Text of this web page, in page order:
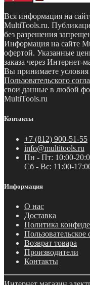
Вся информация на
MultiTools.ru.
без разрешения
Информация на сайте
офертой. Указанные
заказа через Интернет-
Вы принимаете условия
Пользовательского
свои данные в любой
MultiTools.ru
Контакты
+7 (812) 900-51-55
info@multitools.ru
Пн - Пт: 10:00-
Сб - Вс: 11:00-
Информация
О нас
Доставка
Политика
Пользовательское
Возврат товара
Производители
Контакты